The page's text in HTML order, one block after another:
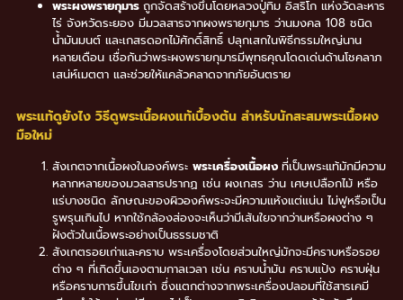
พระผงพรายกุมาร ถูกจัดสร้างขึ้นโดยหลวงปู่ทิม อิสริโก แห่งวัดละหาร
ไร่ จังหวัดระยอง มีมวลสารจากผงพรายกุมาร ว่านมงคล 108 ชนิด
น้ำมันมนต์ และเกสรดอกไม้ศักดิ์สิทธิ์ ปลุกเสกในพิธีกรรมใหญ่นาน
หลายเดือน เชื่อกันว่าพระผงพรายกุมารมีพุทธคุณโดดเด่นด้านโชคลาภ
เสน่ห์เมตตา และช่วยให้แคล้วคลาดจากภัยอันตราย
พระแท้ดูยังไง วิธีดูพระเนื้อผงแท้เบื้องต้น สำหรับนักสะสมพระเนื้อผง
มือใหม่
สังเกตจากเนื้อผงในองค์พระ พระเครื่องเนื้อผง ที่เป็นพระแท้มักมีความ
หลากหลายของมวลสารปรากฏ เช่น ผงเกสร ว่าน เศษเปลือกไม้ หรือ
แร่บางชนิด ลักษณะของผิวองค์พระจะมีความแห้งแต่แน่น ไม่ฟูหรือเป็น
รูพรุนเกินไป หากใช้กล้องส่องจะเห็นว่ามีเส้นใยจากว่านหรือผงต่าง ๆ
ฝังตัวในเนื้อพระอย่างเป็นธรรมชาติ
สังเกตรอยเก่าและคราบ พระเครื่องโดยส่วนใหญ่มักจะมีคราบหรือรอย
ต่าง ๆ ที่เกิดขึ้นเองตามกาลเวลา เช่น คราบน้ำมัน คราบแป้ง คราบฝุ่น
หรือคราบการขึ้นไขเก่า ซึ่งแตกต่างจากพระเครื่องปลอมที่ใช้สารเคมี